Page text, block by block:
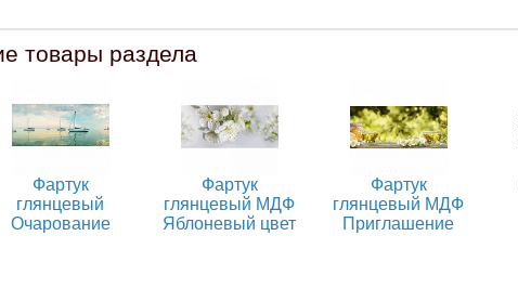
товары раздела
Фартук
глянцевый
Очарование
Фартук
глянцевый МДФ
Яблоневый цвет
Фартук
глянцевый МДФ
Приглашение